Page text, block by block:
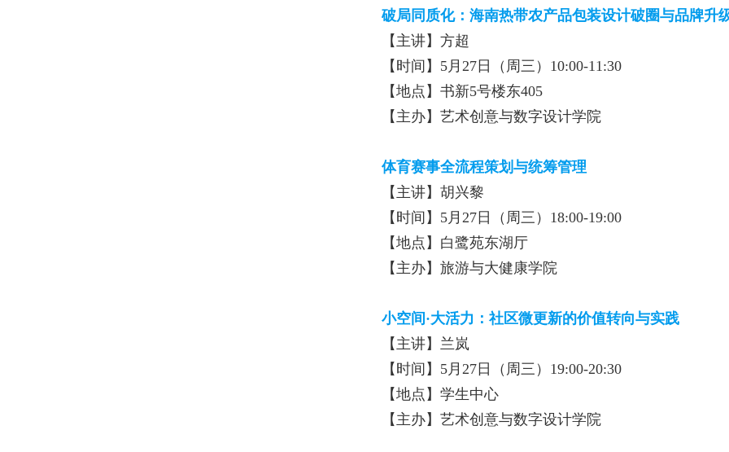
破局同质化：海南热带农产品包装设计破圈与品牌升
【主讲】方超
【时间】5月27日（周三）10:00-11:30
【地点】书新5号楼东405
【主办】艺术创意与数字设计学院
体育赛事全流程策划与统筹管理
【主讲】胡兴黎
【时间】5月27日（周三）18:00-19:00
【地点】白鹭苑东湖厅
【主办】旅游与大健康学院
小空间·大活力：社区微更新的价值转向与实践
【主讲】兰岚
【时间】5月27日（周三）19:00-20:30
【地点】学生中心
【主办】艺术创意与数字设计学院